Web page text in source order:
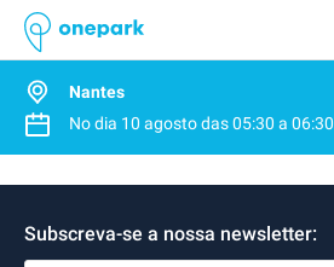
Nantes
No dia 10 agostodas05:30 a 06:30
Subscreva-se a nossa newsletter: